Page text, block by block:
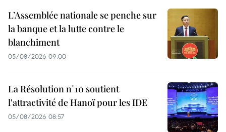
L’Assemblée nationale se penche sur
la banque et la lutte contre le
blanchiment
05/08/2026 09:00
La Résolution n°10 soutient
l'attractivité de Hanoï pour les IDE
05/08/2026 08:57